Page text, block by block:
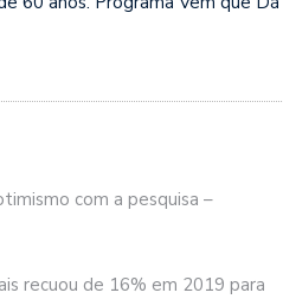
com a pesquisa –
recuou de 16% em 2019 para